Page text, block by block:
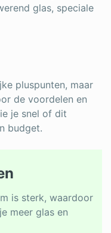
glas, speciale
pluspunten, maar
de voordelen en
je snel of dit
budget.
is sterk, waardoor
meer glas en